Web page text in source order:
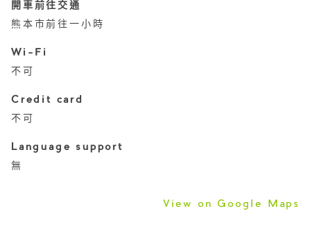
開車前往交通
熊本市前往一小時
Wi-Fi
不可
Credit card
不可
Language support
無
View on Google Maps